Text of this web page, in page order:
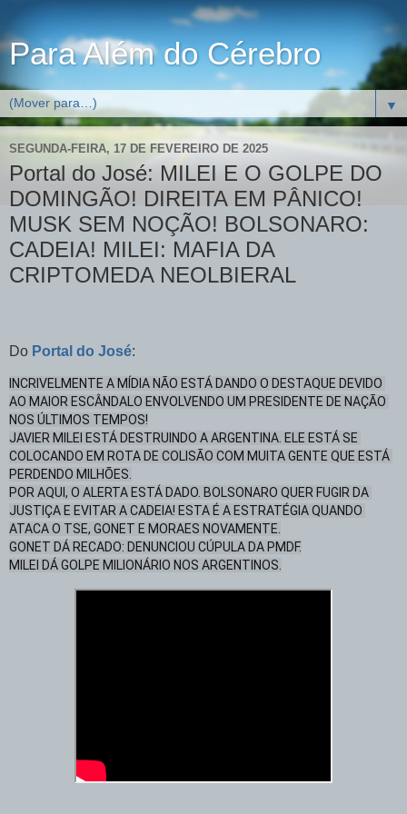
Para Além do Cérebro
▼
SEGUNDA-FEIRA, 17 DE FEVEREIRO DE 2025
Portal do José: MILEI E O GOLPE DO
DOMINGÃO! DIREITA EM PÂNICO!
MUSK SEM NOÇÃO! BOLSONARO:
CADEIA! MILEI: MAFIA DA
CRIPTOMEDA NEOLBIERAL
Do Portal do José:
INCRIVELMENTE A MÍDIA NÃO ESTÁ DANDO O DESTAQUE DEVIDO
AO MAIOR ESCÂNDALO ENVOLVENDO UM PRESIDENTE DE NAÇÃO
NOS ÚLTIMOS TEMPOS!
JAVIER MILEI ESTÁ DESTRUINDO A ARGENTINA. ELE ESTÁ SE
COLOCANDO EM ROTA DE COLISÃO COM MUITA GENTE QUE ESTÁ
PERDENDO MILHÕES.
POR AQUI, O ALERTA ESTÁ DADO. BOLSONARO QUER FUGIR DA
JUSTIÇA E EVITAR A CADEIA! ESTA É A ESTRATÉGIA QUANDO
ATACA O TSE, GONET E MORAES NOVAMENTE.
GONET DÁ RECADO: DENUNCIOU CÚPULA DA PMDF.
MILEI DÁ GOLPE MILIONÁRIO NOS ARGENTINOS.